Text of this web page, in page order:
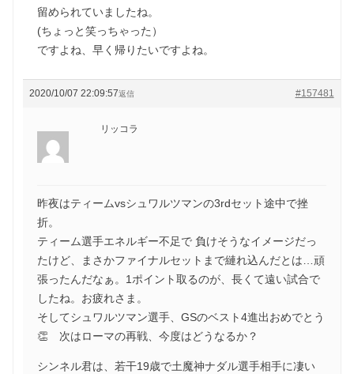
留められていましたね。
(ちょっと笑っちゃった）
ですよね、早く帰りたいですよね。
2020/10/07 22:09:57 #157481
返信
リッコラ
昨夜はティームvsシュワルツマンの3rdセット途中で挫
折。
ティーム選手エネルギー不足で 負けそうなイメージだっ
たけど、まさかファイナルセットまで縺れ込んだとは…頑
張ったんだなぁ。1ポイント取るのが、長くて遠い試合で
したね。お疲れさま。
そしてシュワルツマン選手、GSのベスト4進出おめでとう
👏 次はローマの再戦、今度はどうなるか？
シンネル君は、若干19歳で土魔神ナダル選手相手に凄い